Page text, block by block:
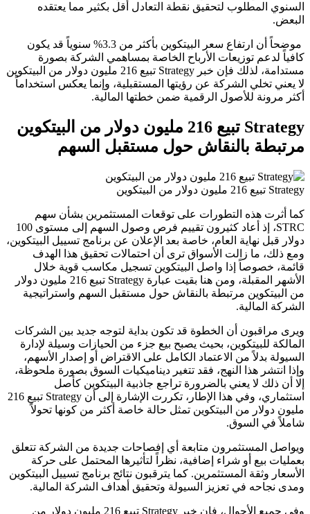
السنوي المطلوب لتحقيق نقطة التعادل أقل بكثير مما يعتقده
البعض.
موضحاً أن ارتفاع سعر البيتكوين بأكثر من 3.3% سنوياً قد يكون
كافياً لدعم توزيعات الأرباح الخاصة بمساهمي الشركة بصورة
مستدامة، لذلك فإن خبر Strategy تبيع 216 مليون دولار من البيتكوين
لا يعني تخلي الشركة عن رؤيتها المستقبلية، وإنما يعكس استخداماً
أكثر مرونة للأصول الرقمية ضمن خطتها المالية.
Strategy تبيع 216 مليون دولار من البيتكوين
مرتبطة بالنقاش حول مستقبل السهم
Strategy تبيع 216 مليون دولار من البيتكوين
كما أثرت هذه التطورات على توقعات المستثمرين بشأن سهم
STRC، إذ أعاد كثيرون تقييم فرص وصول السهم إلى مستوى 100
دولار قبل نهاية العام، خاصة بعد الإعلان عن برنامج تسييل البيتكوين،
ومع ذلك، ما زالت الأسواق ترى أن احتمالات تحقيق هذا الهدف
قائمة، خصوصاً إذا واصل البيتكوين تسجيل مكاسب قوية خلال
الأشهر المقبلة، ومن هنا بقيت عبارة Strategy تبيع 216 مليون دولار
من البيتكوين مرتبطة بالنقاش حول مستقبل السهم واستراتيجية
الشركة المالية.
ويرى مراقبون أن الخطوة قد تكون بداية لتوجه جديد بين الشركات
المالكة للبيتكوين، بحيث يصبح بيع جزء من الحيازات وسيلة لإدارة
السيولة بدلاً من الاعتماد الكامل على الاقتراض أو إصدار الأسهم،
وإذا انتشر هذا النهج، فقد تتغير ديناميكيات السوق بصورة ملحوظة،
إلا أن ذلك لا يعني بالضرورة تراجع جاذبية البيتكوين كأصل
استثماري، وفي هذا الإطار، تكررت الإشارة إلى أن Strategy تبيع 216
مليون دولار من البيتكوين تمثل حالة خاصة أكثر من كونها تحولاً
شاملاً في السوق.
ويواصل المستثمرون متابعة أي إفصاحات جديدة من الشركة تتعلق
بعمليات بيع أو شراء إضافية، نظراً لتأثيرها المحتمل على حركة
الأسعار وثقة المستثمرين. كما يترقبون نتائج برنامج تسييل البيتكوين
ومدى نجاحه في تعزيز السيولة وتحقيق أهداف الشركة المالية.
وفي جميع الأحوال، فإن خبر Strategy تبيع 216 مليون دولار من